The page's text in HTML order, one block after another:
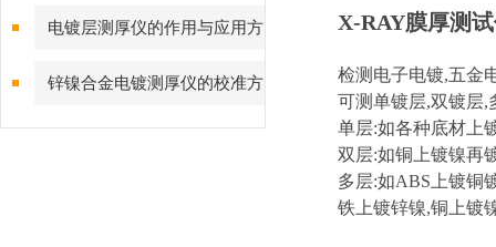
能、行业应用与技术亮点
电镀层测厚仪的作用与应用方
向分析
锌镍合金电镀测厚仪的校准方
法与重要性
X-RAY膜厚测
检测电子电镀,五金
可测单镀层,双镀层,
单层:如各种底材上
双层:如铜上镀镍再
多层:如ABS上镀铜
铁上镀锌镍,铜上镀